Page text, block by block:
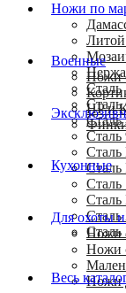
Ножи по
Литой
Сталь
Сталь
Сталь
Сталь
Сталь
Сталь
Сталь
Военные
Ножи
HP и
Кухонные
Для охоты
Ножи
Ножи
Ножи
Весь